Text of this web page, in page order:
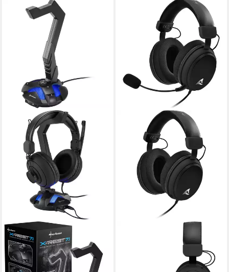
SHARKOON
Sharkoon X-Rest 7.1 Headset
Ständer, Halterung Audio-
Adapter
Sharkoon Skiller SGH25,
Gaming-Headset, (3,5 mm